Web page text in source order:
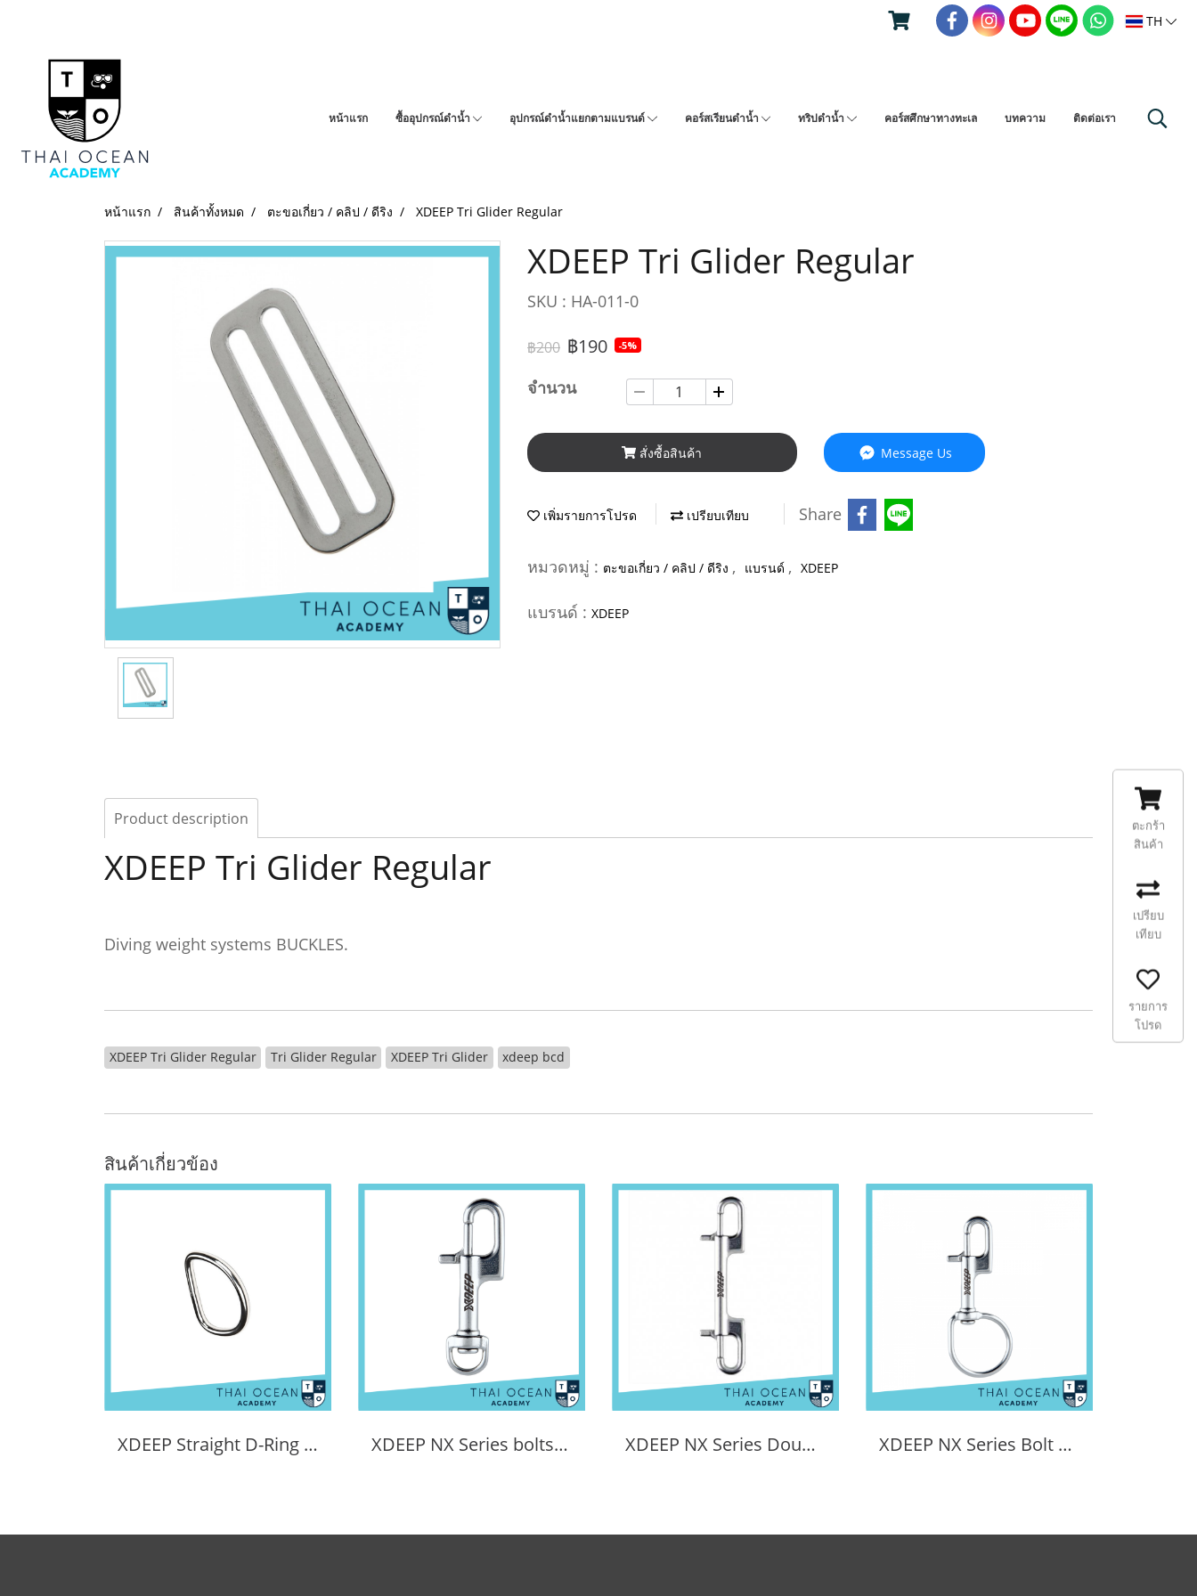
TH
หน้าแรก ซื้ออุปกรณ์ดำน้ำ อุปกรณ์ดำน้ำแยกตามแบรนด์ คอร์สเรียนดำน้ำ ทริปดำน้ำ คอร์สศึกษาทางทะเล บทความ ติดต่อเรา
หน้าแรก สินค้าทั้งหมด ตะขอเกี่ยว / คลิป / ดีริง XDEEP Tri Glider Regular
XDEEP Tri Glider Regular
SKU : HA-011-0
฿200 ฿190 -5%
จำนวน
สั่งซื้อสินค้า Message Us
เพิ่มรายการโปรด เปรียบเทียบ Share
หมวดหมู่ : ตะขอเกี่ยว / คลิป / ดีริง , แบรนด์ , XDEEP
แบรนด์ : XDEEP
Product description
XDEEP Tri Glider Regular
Diving weight systems BUCKLES.
XDEEP Tri Glider Regular Tri Glider Regular XDEEP Tri Glider xdeep bcd
สินค้าเกี่ยวข้อง
XDEEP Straight D-Ring (6mm Thick) XDEEP NX Series boltsnap for regs XDEEP NX Series Double Ended Bolt Snap XDEEP NX Series Bolt Snap Sidemount
ตะกร้า
สินค้า
เปรียบ
เทียบ
รายการ
โปรด